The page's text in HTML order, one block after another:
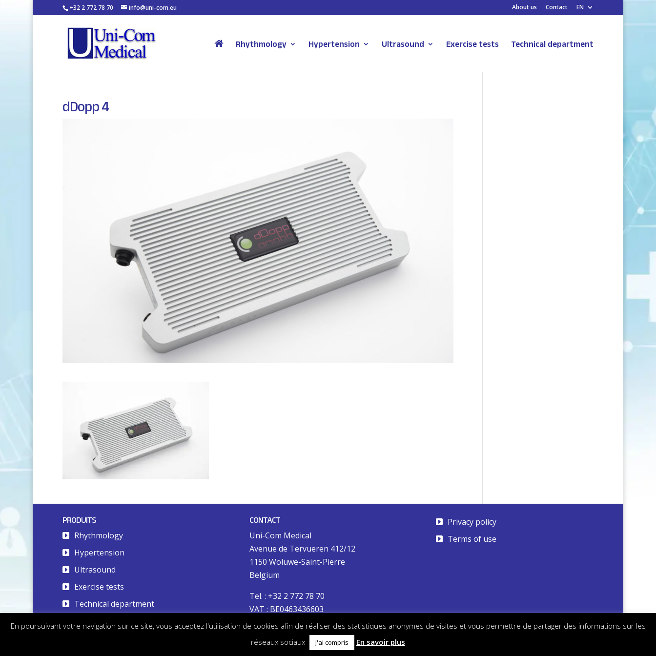
+32 2 772 78 70 info@uni-com.eu About us Contact EN
Rhythmology Hypertension Ultrasound Exercise tests Technical department
dDopp 4
PRODUITS
Rhythmology
Hypertension
Ultrasound
Exercise tests
Technical department
CONTACT
Uni-Com Medical
Avenue de Tervueren 412/12
1150 Woluwe-Saint-Pierre
Belgium
Tel. : +32 2 772 78 70
VAT : BE0463436603
Privacy policy
Terms of use
En poursuivant votre navigation sur ce site, vous acceptez l'utilisation de cookies afin de réaliser des statistiques anonymes de visites et vous permettre de partager des informations sur les
réseaux sociaux
J'ai compris En savoir plus